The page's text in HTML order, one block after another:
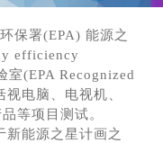
保署(EPA) 能源之
efficiency
室(EPA Recognized
电脑、电视机、
等项目测试。
新能源之星计画之